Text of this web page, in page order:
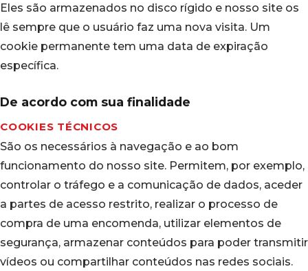
Eles são armazenados no disco rígido e nosso site os
lê sempre que o usuário faz uma nova visita. Um
cookie permanente tem uma data de expiração
específica.
De acordo com sua finalidade
COOKIES TÉCNICOS
São os necessários à navegação e ao bom
funcionamento do nosso site. Permitem, por exemplo,
controlar o tráfego e a comunicação de dados, aceder
a partes de acesso restrito, realizar o processo de
compra de uma encomenda, utilizar elementos de
segurança, armazenar conteúdos para poder transmitir
vídeos ou compartilhar conteúdos nas redes sociais.